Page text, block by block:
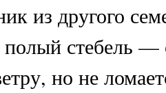
из другого
полый стебель —
но не